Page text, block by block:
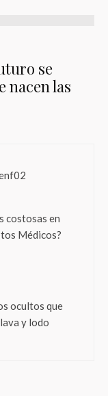
se
nacen las
costosas en
Médicos?
ocultos que
y lodo